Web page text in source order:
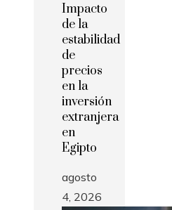
Impacto
de la
estabilidad
de
precios
en la
inversión
extranjera
en
Egipto
agosto
4, 2026